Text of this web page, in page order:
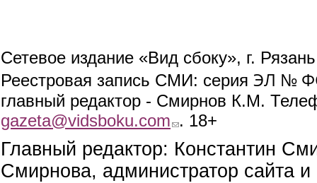
Сетевое издание «Вид сбоку», г.
Реестровая запись СМИ: серия ЭЛ №
главный редактор - Смирнов К.М.
gazeta@vidsboku.com (link sends e-mail)
. 18+
Главный редактор: Константин
Смирнова, администратор сайта